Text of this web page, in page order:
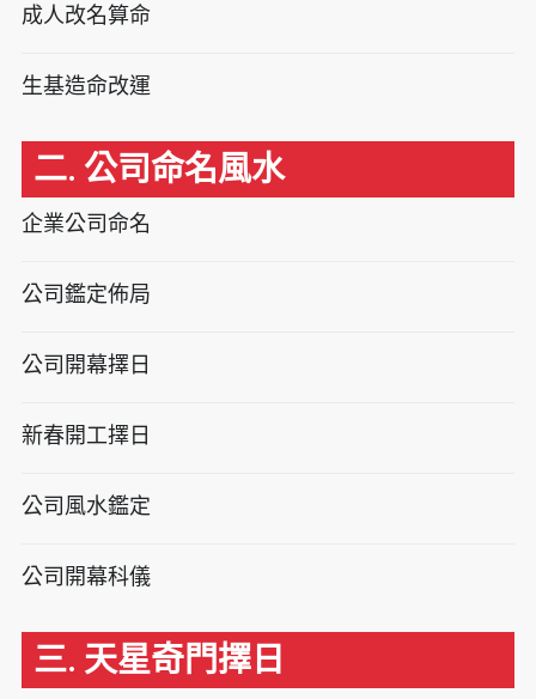
成人改名算命
生基造命改運
二. 公司命名風水
企業公司命名
公司鑑定佈局
公司開幕擇日
新春開工擇日
公司風水鑑定
公司開幕科儀
三. 天星奇門擇日